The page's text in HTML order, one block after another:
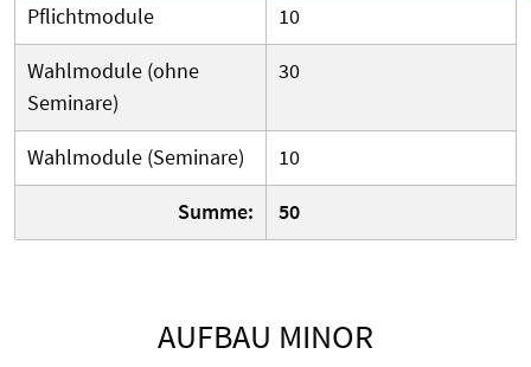
Pflichtmodule
10
Wahlmodule (ohne
Seminare)
30
Wahlmodule (Seminare)
10
Summe:
50
AUFBAU MINOR